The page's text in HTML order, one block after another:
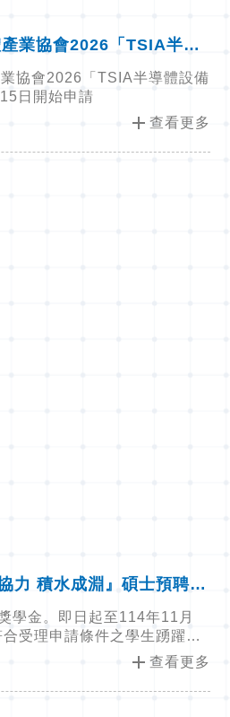
業協會2026「TSIA半導
年10月15日開始申請
協會2026「TSIA半導體設備
日開始申請
add 查看更多
力 積水成淵』碩士預聘獎
學金。即日起至114年11月
受理申請條件之學生踴躍提
add 查看更多